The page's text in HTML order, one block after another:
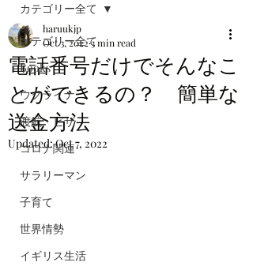
カテゴリー全て
Books
ウクライナ
渡航・ビザ
コロナ関連
サラリーマン
子育て
世界情勢
イギリス生活
カテゴリー全て
電話番号だけでそんなこ
とができるの？ 簡単な
送金方法
haruukjp
Oct 3, 20223 min read
Updated:Oct 7, 2022